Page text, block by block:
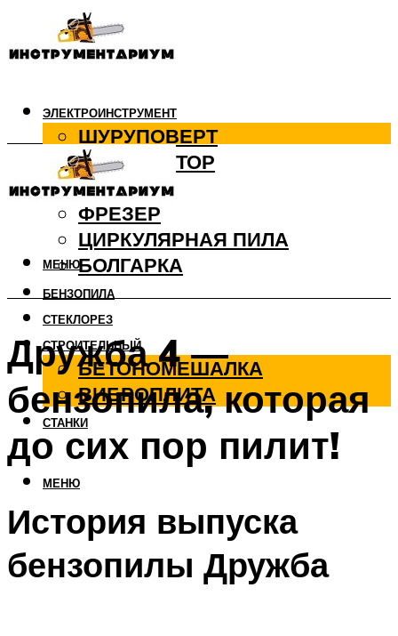
ЭЛЕКТРОИНСТРУМЕНТ
ШУРУПОВЕРТ
ПЕРФОРАТОР
ДРЕЛЬ
ФРЕЗЕР
ЦИРКУЛЯРНАЯ ПИЛА
БОЛГАРКА
БЕНЗОПИЛА
СТЕКЛОРЕЗ
СТРОИТЕЛЬНЫЙ
БЕТОНОМЕШАЛКА
ВИБРОПЛИТА
СТАНКИ
МЕНЮ
МЕНЮ
Дружба 4 —
бензопила, которая
до сих пор пилит!
История выпуска
бензопилы Дружба